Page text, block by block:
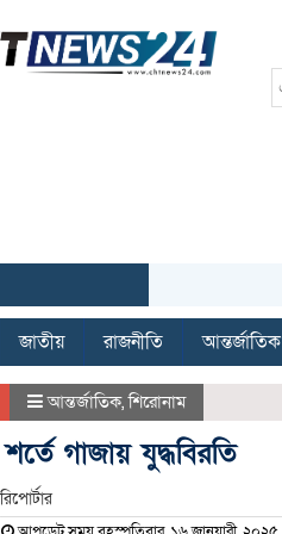
জাতীয় রাজনীতি আন্তর্জাতিক
আন্তর্জাতিক,শিরোনাম
গাজায় যুদ্ধবিরতি
রিপোর্টার